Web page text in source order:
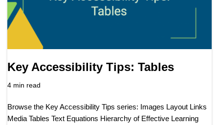
Key Accessibility Tips: Tables
4 min read
Browse the Key Accessibility Tips series: Images Layout Links
Media Tables Text Equations Hierarchy of Effective Learning